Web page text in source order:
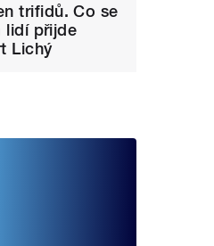
trifidů. Co se
lidí přijde
Lichý